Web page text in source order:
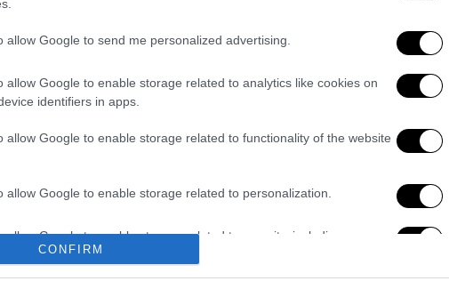
allow Google to send me personalized advertising.
allow Google to enable storage related to analytics like cookies on
identifiers in apps.
allow Google to enable storage related to functionality of the website
allow Google to enable storage related to personalization.
allow Google to enable storage related to security, including
functionality and fraud prevention, and other user protection.
CONFIRM
μαζί μόλις για δεύτερη φορά και
Απέκλεισαν το Νο2 του ταμπλό, Σοάρες
και Ίσνερ / Κουέρι.
να δρέψει τους καρπούς του. Μετά την
στο Νο 98 του διπλού κερδίζοντας 112
10 του μονού που βρίσκεται τόσο ψηλά